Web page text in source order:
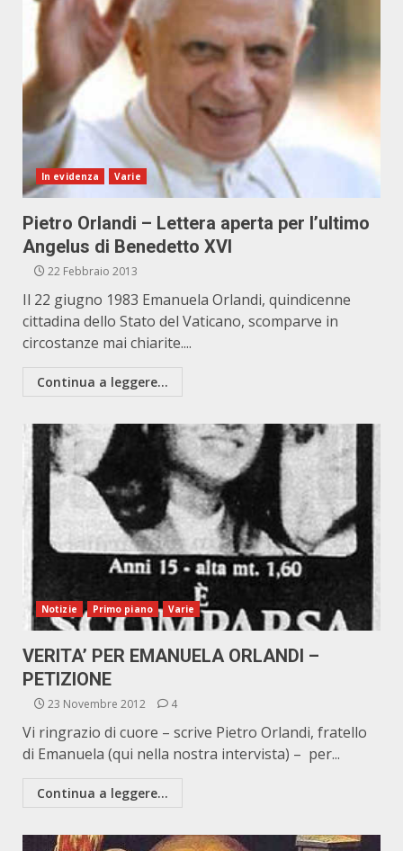
In evidenza Varie
Pietro Orlandi – Lettera aperta per l’ultimo
Angelus di Benedetto XVI
22 Febbraio 2013
Il 22 giugno 1983 Emanuela Orlandi, quindicenne
cittadina dello Stato del Vaticano, scomparve in
circostanze mai chiarite....
Continua a leggere...
Notizie Primo piano Varie
VERITA’ PER EMANUELA ORLANDI –
PETIZIONE
23 Novembre 2012 4
Vi ringrazio di cuore – scrive Pietro Orlandi, fratello
di Emanuela (qui nella nostra intervista) – per...
Continua a leggere...